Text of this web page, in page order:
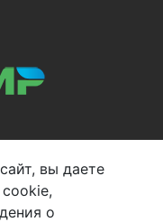
вы даете
о